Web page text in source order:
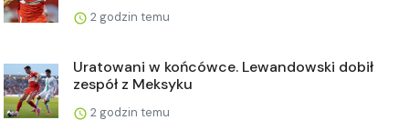
2 godzin temu
Uratowani w końcówce. Lewandowski dobił
zespół z Meksyku
2 godzin temu